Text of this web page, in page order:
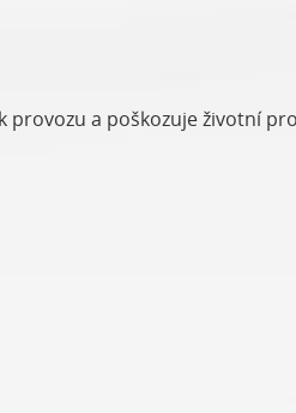
provozu a poškozuje životní